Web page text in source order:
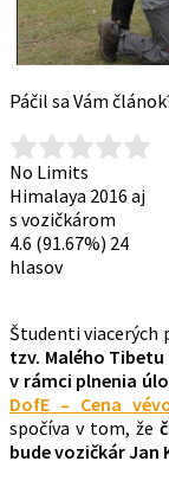
Páčil sa Vám
No Limits
Himalaya 2016 aj
s vozičkárom
4.6 (91.67%) 24
hlasov
Študenti viacerých
tzv. Malého
v rámci plnenia
DofE – Cena
spočíva v tom, že
bude vozičkár Jan